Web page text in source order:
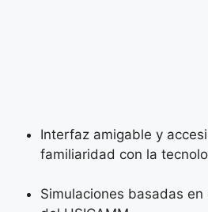
Interfaz amigable y
familiaridad con la
Simulaciones basadas